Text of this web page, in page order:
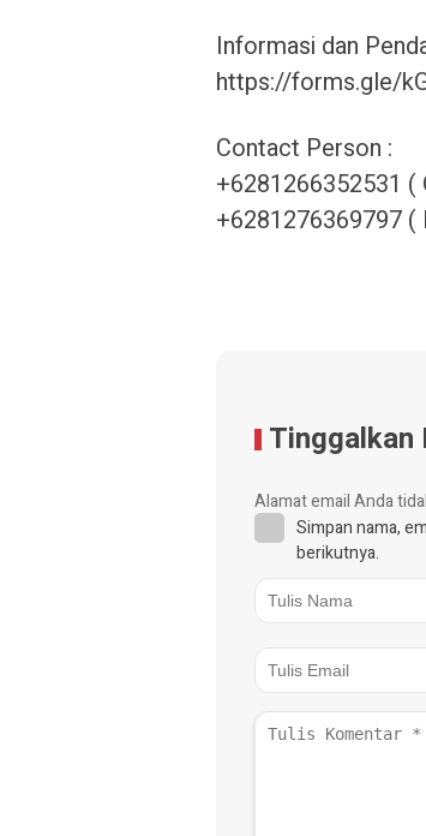
Informasi dan
https://forms.gle/
Contact Person :
+6281266352531 (
+6281276369797 (
Tinggalkan
Alamat email Anda
Simpan nama,
berikutnya.